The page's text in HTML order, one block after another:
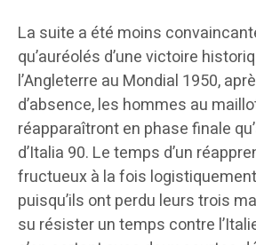
La suite a été moins
qu’auréolés d’une victoire
l’Angleterre au Mondial 1950,
d’absence, les hommes au
réapparaîtront en phase finale
d’Italia 90. Le temps d’un
fructueux à la fois
puisqu’ils ont perdu leurs trois
su résister un temps contre